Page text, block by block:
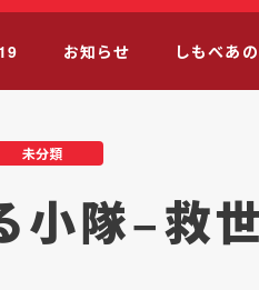
お知らせ しもべあ
未分類
小隊−救